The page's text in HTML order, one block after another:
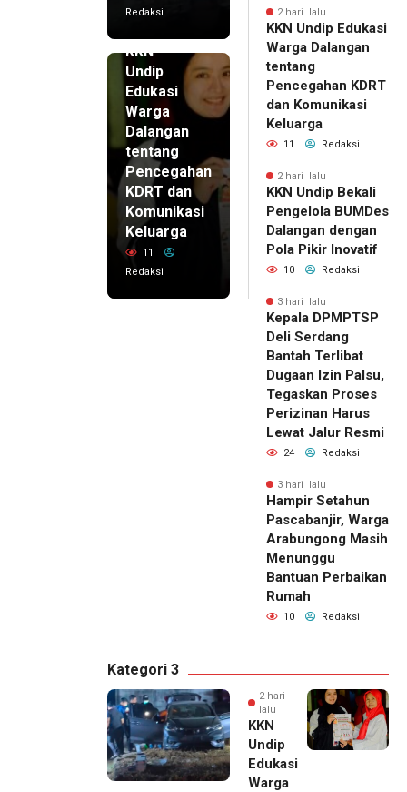
Redaksi
KKN
Undip
Edukasi
Warga
Dalangan
tentang
Pencegahan
KDRT dan
Komunikasi
Keluarga
11
Redaksi
2 hari lalu
KKN Undip Edukasi
Warga Dalangan
tentang
Pencegahan KDRT
dan Komunikasi
Keluarga
11 Redaksi
2 hari lalu
KKN Undip Bekali
Pengelola BUMDes
Dalangan dengan
Pola Pikir Inovatif
10 Redaksi
3 hari lalu
Kepala DPMPTSP
Deli Serdang
Bantah Terlibat
Dugaan Izin Palsu,
Tegaskan Proses
Perizinan Harus
Lewat Jalur Resmi
24 Redaksi
3 hari lalu
Hampir Setahun
Pascabanjir, Warga
Arabungong Masih
Menunggu
Bantuan Perbaikan
Rumah
10 Redaksi
Kategori 3
2 hari
lalu
KKN
Undip
Edukasi
Warga